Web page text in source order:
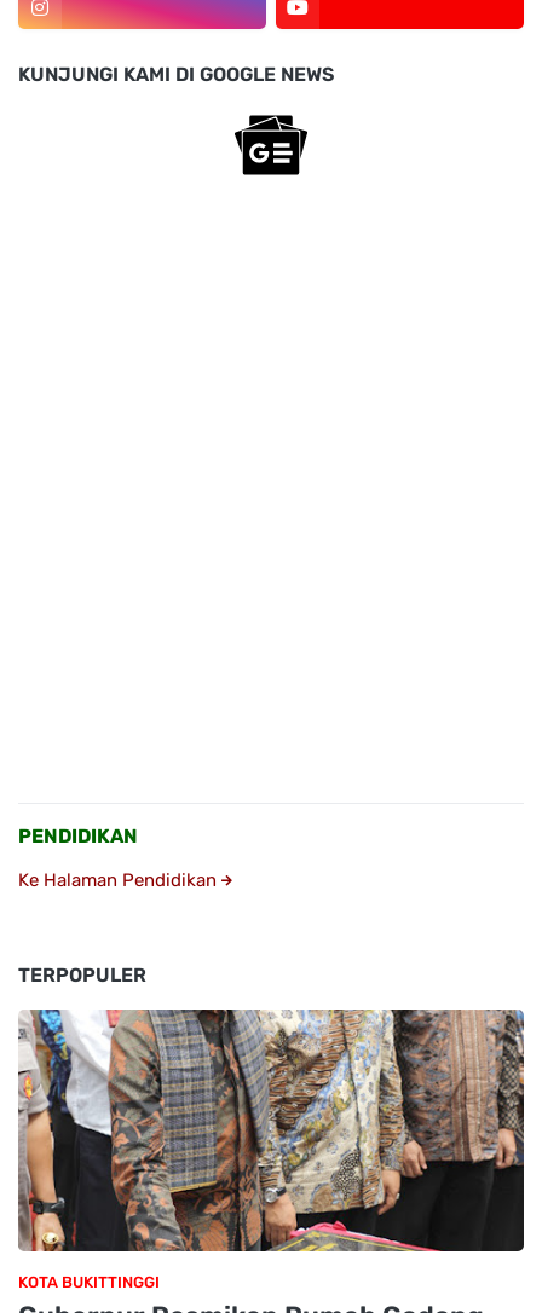
KUNJUNGI KAMI DI GOOGLE NEWS
PENDIDIKAN
Ke Halaman Pendidikan
TERPOPULER
KOTA BUKITTINGGI